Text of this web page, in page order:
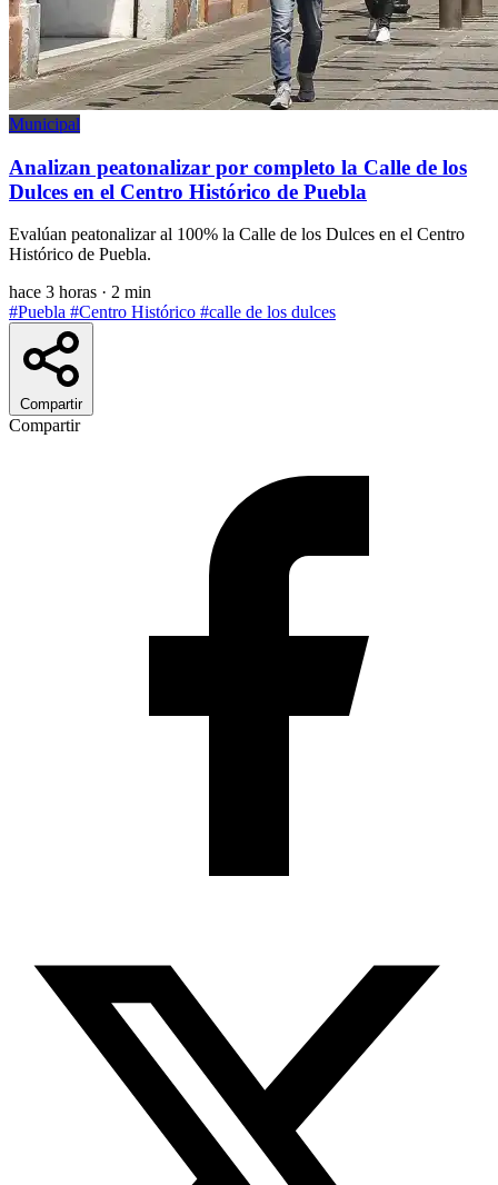
Municipal
Analizan peatonalizar por completo la Calle de los
Dulces en el Centro Histórico de Puebla
Evalúan peatonalizar al 100% la Calle de los Dulces en el Centro
Histórico de Puebla.
hace 3 horas · 2 min
#Puebla #Centro Histórico #calle de los dulces
Compartir
Compartir